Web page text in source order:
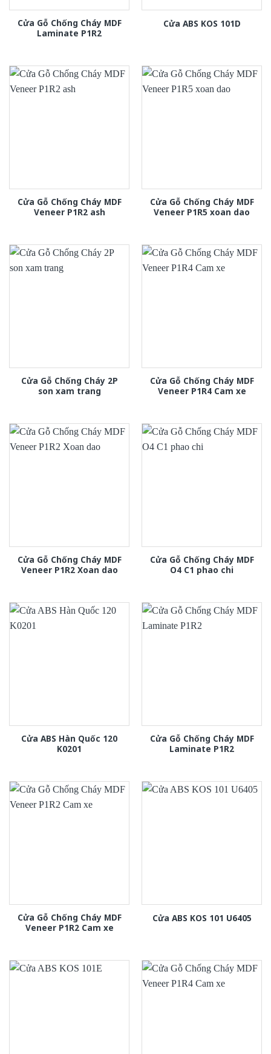
Cửa Gỗ Chống Cháy MDF
Laminate P1R2
Cửa ABS KOS 101D
Cửa Gỗ Chống Cháy MDF
Veneer P1R2 ash
Cửa Gỗ Chống Cháy MDF
Veneer P1R5 xoan dao
Cửa Gỗ Chống Cháy 2P
son xam trang
Cửa Gỗ Chống Cháy MDF
Veneer P1R4 Cam xe
Cửa Gỗ Chống Cháy MDF
Veneer P1R2 Xoan dao
Cửa Gỗ Chống Cháy MDF
O4 C1 phao chi
Cửa ABS Hàn Quốc 120
K0201
Cửa Gỗ Chống Cháy MDF
Laminate P1R2
Cửa Gỗ Chống Cháy MDF
Veneer P1R2 Cam xe
Cửa ABS KOS 101 U6405